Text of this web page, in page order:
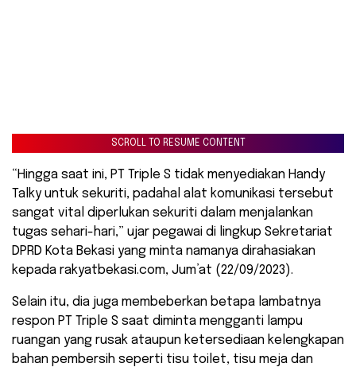
SCROLL TO RESUME CONTENT
“Hingga saat ini, PT Triple S tidak menyediakan Handy
Talky untuk sekuriti, padahal alat komunikasi tersebut
sangat vital diperlukan sekuriti dalam menjalankan
tugas sehari-hari,” ujar pegawai di lingkup Sekretariat
DPRD Kota Bekasi yang minta namanya dirahasiakan
kepada rakyatbekasi.com, Jum’at (22/09/2023).
Selain itu, dia juga membeberkan betapa lambatnya
respon PT Triple S saat diminta mengganti lampu
ruangan yang rusak ataupun ketersediaan kelengkapan
bahan pembersih seperti tisu toilet, tisu meja dan